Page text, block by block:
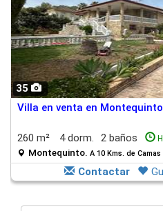
35
Villa en venta en
260 m² 4 dorm. 2 baños
Montequinto. A 10 Kms. de Camas
Contactar